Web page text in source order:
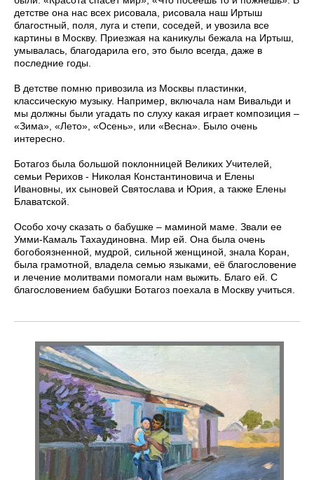
детстве она нас всех рисовала, рисовала наш Иртыш
благостный, поля, луга и степи, соседей, и увозила все
картины в Москву. Приезжая на каникулы бежала на Иртыш,
умывалась, благодарила его, это было всегда, даже в
последние годы.
В детстве помню привозила из Москвы пластинки,
классическую музыку. Например, включала нам Вивальди и
мы должны были угадать по слуху какая играет композиция –
«Зима», «Лето», «Осень», или «Весна». Было очень
интересно.
Ботагоз была большой поклонницей Великих Учителей,
семьи Рерихов - Николая Константиновича и Елены
Ивановны, их сыновей Святослава и Юрия, а также Елены
Блаватской.
Особо хочу сказать о бабушке – маминой маме. Звали ее
Умми-Камаль Тахаудиновна. Мир ей. Она была очень
богобоязненной, мудрой, сильной женщиной, знала Коран,
была грамотной, владела семью языками, её благословение
и лечение молитвами помогали нам выжить. Благо ей. С
благословением бабушки Ботагоз поехала в Москву учиться.